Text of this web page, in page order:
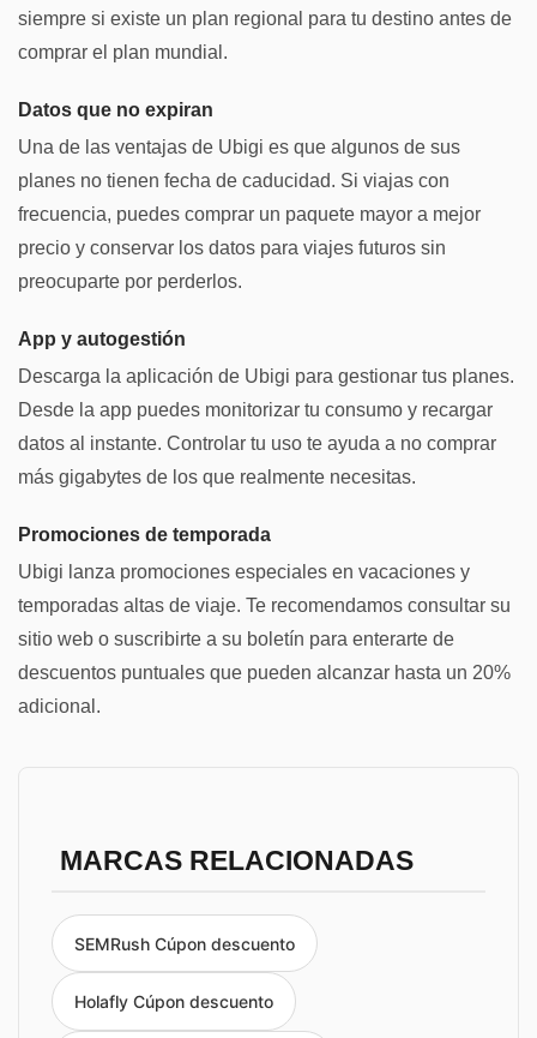
siempre si existe un plan regional para tu destino antes de
comprar el plan mundial.
Datos que no expiran
Una de las ventajas de Ubigi es que algunos de sus
planes no tienen fecha de caducidad. Si viajas con
frecuencia, puedes comprar un paquete mayor a mejor
precio y conservar los datos para viajes futuros sin
preocuparte por perderlos.
App y autogestión
Descarga la aplicación de Ubigi para gestionar tus planes.
Desde la app puedes monitorizar tu consumo y recargar
datos al instante. Controlar tu uso te ayuda a no comprar
más gigabytes de los que realmente necesitas.
Promociones de temporada
Ubigi lanza promociones especiales en vacaciones y
temporadas altas de viaje. Te recomendamos consultar su
sitio web o suscribirte a su boletín para enterarte de
descuentos puntuales que pueden alcanzar hasta un 20%
adicional.
MARCAS RELACIONADAS
SEMRush Cúpon descuento
Holafly Cúpon descuento